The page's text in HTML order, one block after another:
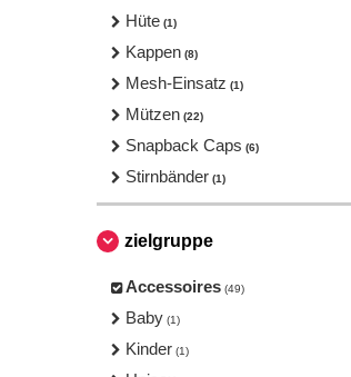
Hüte (1)
Kappen (8)
Mesh-Einsatz (1)
Mützen (22)
Snapback Caps (6)
Stirnbänder (1)
zielgruppe
Accessoires (49)
Baby (1)
Kinder (1)